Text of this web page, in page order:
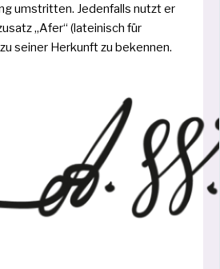
umstrit­ten. Jedenfalls nutzt er
„Afer“ (latei­nisch für
sei­ner Herkunft zu bekennen.